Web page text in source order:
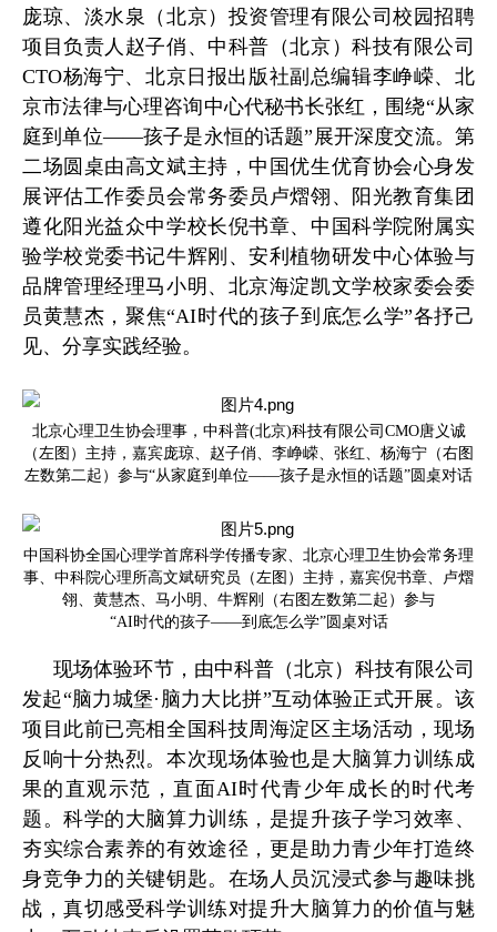
庞琼、淡水泉（北京）投资管理有限公司校园招聘
项目负责人赵子俏、中科普（北京）科技有限公司
CTO杨海宁、北京日报出版社副总编辑李峥嵘、北
京市法律与心理咨询中心代秘书长张红，围绕“从家
庭到单位——孩子是永恒的话题”展开深度交流。第
二场圆桌由高文斌主持，中国优生优育协会心身发
展评估工作委员会常务委员卢熠翎、阳光教育集团
遵化阳光益众中学校长倪书章、中国科学院附属实
验学校党委书记牛辉刚、安利植物研发中心体验与
品牌管理经理马小明、北京海淀凯文学校家委会委
员黄慧杰，聚焦“AI时代的孩子到底怎么学”各抒己
见、分享实践经验。
北京心理卫生协会理事，中科普(北京)科技有限公司CMO唐义诚
（左图）主持，嘉宾庞琼、赵子俏、李峥嵘、张红、杨海宁（右图
左数第二起）参与“从家庭到单位——孩子是永恒的话题”圆桌对话
中国科协全国心理学首席科学传播专家、北京心理卫生协会常务理
事、中科院心理所高文斌研究员（左图）主持，嘉宾倪书章、卢熠
翎、黄慧杰、马小明、牛辉刚（右图左数第二起）参与
“AI时代的孩子——到底怎么学”圆桌对话
现场体验环节，由中科普（北京）科技有限公司
发起“脑力城堡·脑力大比拼”互动体验正式开展。该
项目此前已亮相全国科技周海淀区主场活动，现场
反响十分热烈。本次现场体验也是大脑算力训练成
果的直观示范，直面AI时代青少年成长的时代考
题。科学的大脑算力训练，是提升孩子学习效率、
夯实综合素养的有效途径，更是助力青少年打造终
身竞争力的关键钥匙。在场人员沉浸式参与趣味挑
战，真切感受科学训练对提升大脑算力的价值与魅